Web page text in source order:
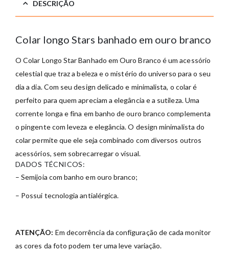
DESCRIÇÃO
Colar longo Stars banhado em ouro branco
O Colar Longo Star Banhado em Ouro Branco é um acessório
celestial que traz a beleza e o mistério do universo para o seu
dia a dia. Com seu design delicado e minimalista, o colar é
perfeito para quem apreciam a elegância e a sutileza. Uma
corrente longa e fina em banho de ouro branco complementa
o pingente com leveza e elegância. O design minimalista do
colar permite que ele seja combinado com diversos outros
acessórios, sem sobrecarregar o visual.
DADOS TÉCNICOS:
– Semijoia com banho em ouro branco;
– Possui tecnologia antialérgica.
ATENÇÃO: Em decorrência da configuração de cada monitor
as cores da foto podem ter uma leve variação.